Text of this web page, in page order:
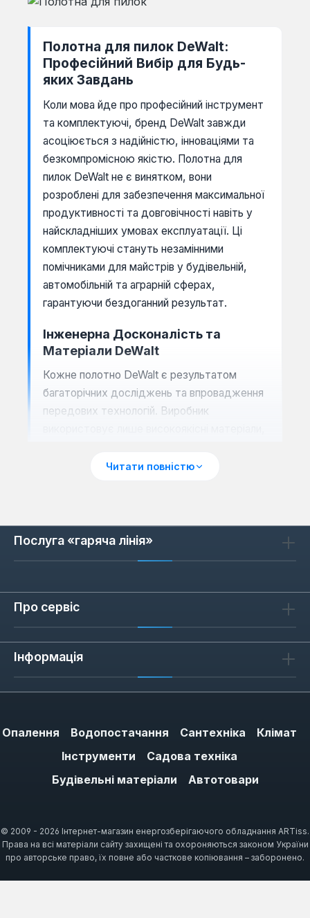
Полотна для пилок DeWalt:
Професійний Вибір для Будь-
яких Завдань
Коли мова йде про професійний інструмент
та комплектуючі, бренд DeWalt завжди
асоціюється з надійністю, інноваціями та
безкомпромісною якістю. Полотна для
пилок DeWalt не є винятком, вони
розроблені для забезпечення максимальної
продуктивності та довговічності навіть у
найскладніших умовах експлуатації. Ці
комплектуючі стануть незамінними
помічниками для майстрів у будівельній,
автомобільній та аграрній сферах,
гарантуючи бездоганний результат.
Інженерна Досконалість та
Матеріали DeWalt
Кожне полотно DeWalt є результатом
багаторічних досліджень та впровадження
передових технологій. Виробник
сплави та твердосплавні напайки, що
чистий та точний різ, мінімізуючи відколи та
поверхнями або при виконанні завдань, що
вимагають високої точності.
сплави
Оптимізована геометрія зубцівдля
Підвищена стійкість до перегріву
та
деформації під інтенсивним
Спеціальне покриття
для зменшення
Широкий Спектр Застосування та
Читати повністю
Послуга «гаряча лінія»
Про сервіс
Інформація
Опалення Водопостачання Сантехніка
Клімат
Інструменти
Садова техніка
Будівельні матеріали
Автотовари
© 2009 - 2026 Інтернет-магазин енергозберігаючого обладнання ARTiss.
Права на всі матеріали сайту захищені та охороняються законом України
про авторське право, їх повне або часткове копіювання – заборонено.